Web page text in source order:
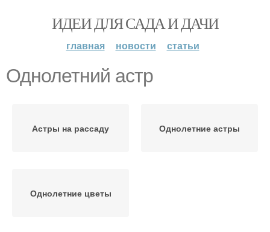
ИДЕИ ДЛЯ САДА И ДАЧИ
главная новости статьи
Однолетний астр
Астры на рассаду Однолетние астры
Однолетние цветы